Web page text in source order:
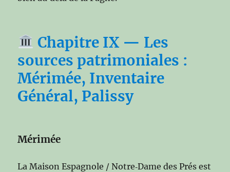
Chapitre IX — Les
sources patrimoniales :
Mérimée, Inventaire
Général, Palissy
Mérimée
La Maison Espagnole / Notre‑Dame des Prés est